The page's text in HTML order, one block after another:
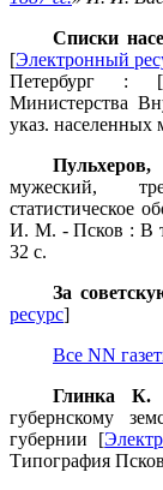
Списки
[Электронный
Петербург :
Министерства
указ. населенных
мужеский,
статистическое
И. М. - Псков : В
32 с.
За
ресурс]
Все NN
Глинка
губернскому
губернии [
Типография